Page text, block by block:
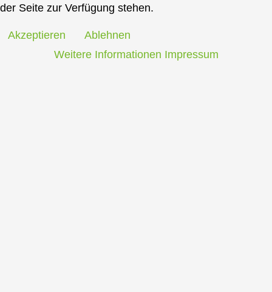
der Seite zur Verfügung stehen.
Akzeptieren
Ablehnen
Weitere Informationen Impressum